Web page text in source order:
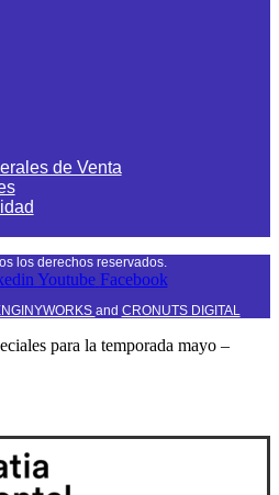
de Venta
los derechos reservados.
Youtube Facebook
and CRONUTS DIGITAL
para la temporada mayo –